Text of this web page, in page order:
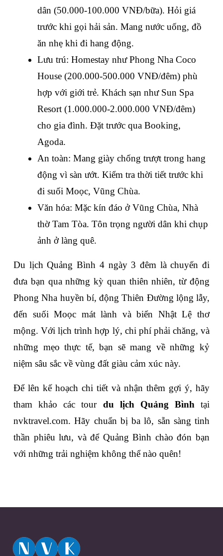
dân (50.000-100.000 VNĐ/bữa). Hỏi giá
trước khi gọi hải sản. Mang nước uống, đồ
ăn nhẹ khi đi hang động.
Lưu trú: Homestay như Phong Nha Coco
House (200.000-500.000 VNĐ/đêm) phù
hợp với giới trẻ. Khách sạn như Sun Spa
Resort (1.000.000-2.000.000 VNĐ/đêm)
cho gia đình. Đặt trước qua Booking,
Agoda.
An toàn: Mang giày chống trượt trong hang
động vì sàn ướt. Kiểm tra thời tiết trước khi
đi suối Moọc, Vũng Chùa.
Văn hóa: Mặc kín đáo ở Vũng Chùa, Nhà
thờ Tam Tòa. Tôn trọng người dân khi chụp
ảnh ở làng quê.
Du lịch Quảng Bình 4 ngày 3 đêm là chuyến đi
đưa bạn qua những kỳ quan thiên nhiên, từ động
Phong Nha huyền bí, động Thiên Đường lộng lẫy,
đến suối Moọc mát lành và biển Nhật Lệ thơ
mộng. Với lịch trình hợp lý, chi phí phải chăng, và
những mẹo thực tế, bạn sẽ mang về những kỷ
niệm sâu sắc về vùng đất giàu cảm xúc này.
Để lên kế hoạch chi tiết và nhận thêm gợi ý, hãy
tham khảo các tour du lịch Quảng Bình
nvktravel.com. Hãy chuẩn bị ba lô, sẵn sàng tinh
thần phiêu lưu, và để Quảng Bình chào đón bạn
với những trải nghiệm không thể nào quên!